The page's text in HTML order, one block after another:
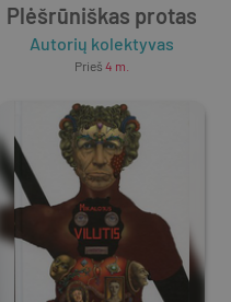
Plėšrūniškas protas
Autorių kolektyvas
Prieš 4 m.